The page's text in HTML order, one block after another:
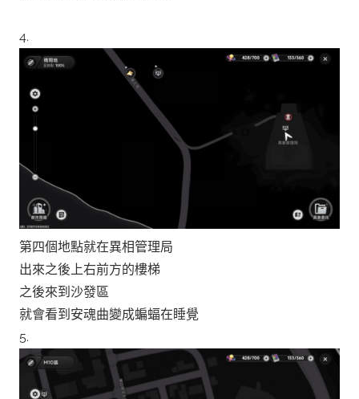
4.
第四個地點就在異相管理局
出來之後上右前方的樓梯
之後來到沙發區
就會看到安魂曲變成蝙蝠在睡覺
5.